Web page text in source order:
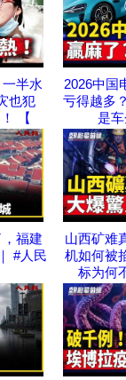
半水
也犯
【
2026中国
亏得越多
是
福建
#人民
山西矿难
机如何被
标为何